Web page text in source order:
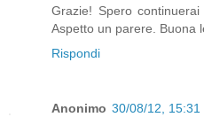
Grazie! Spero
Aspetto un parere. Buona
Rispondi
Anonimo 30/08/12, 15:31